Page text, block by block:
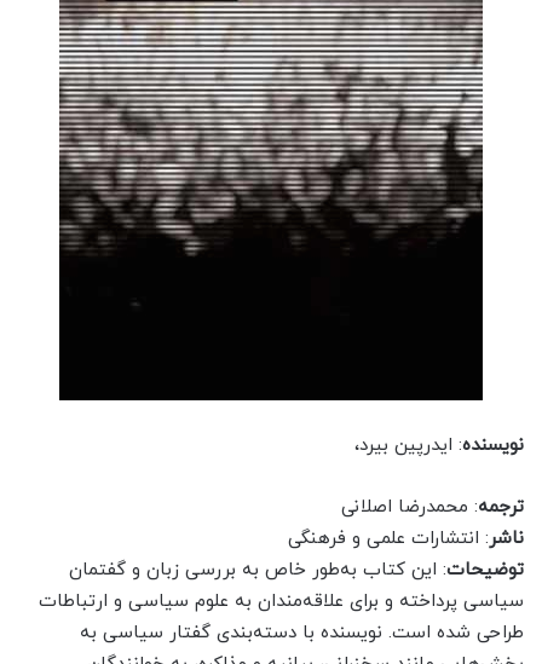
نویسنده: ایدرپین بیرد،
ترجمه: محمد‌رضا اصلانی
ناشر: انتشارات علمی و فرهنگی
توضیحات: این کتاب به‌طور خاص به بررسی زبان و گفتمان
سیاسی پرداخته و برای علاقه‌مندان به علوم سیاسی و ارتباطات
طراحی شده است. نویسنده با دسته‌بندی گفتار سیاسی به